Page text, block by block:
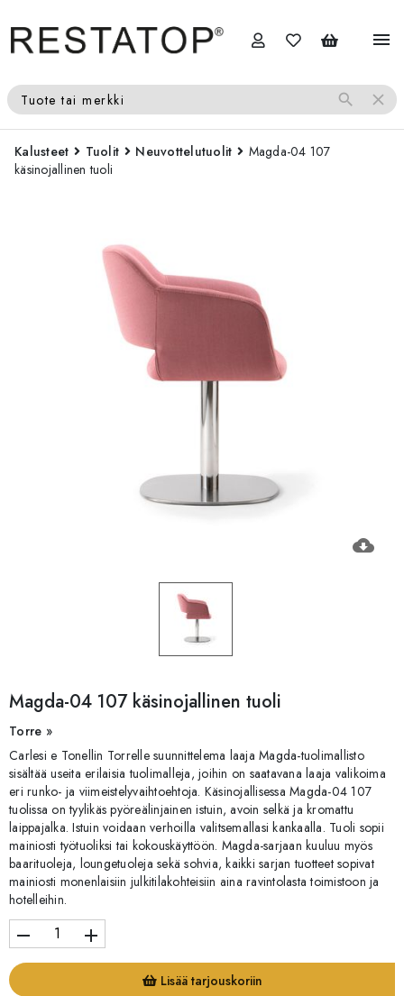
menu
Tuote tai merkki search close
Kalusteet Tuolit Neuvottelutuolit
Magda-04 107
käsinojallinen tuoli
cloud_download
Magda-04 107 käsinojallinen tuoli
Torre »
Carlesi e Tonellin Torrelle suunnittelema laaja Magda-tuolimallisto
sisältää useita erilaisia tuolimalleja, joihin on saatavana laaja valikoima
eri runko- ja viimeistelyvaihtoehtoja. Käsinojallisessa Magda-04 107
tuolissa on tyylikäs pyöreälinjainen istuin, avoin selkä ja kromattu
laippajalka. Istuin voidaan verhoilla valitsemallasi kankaalla. Tuoli sopii
mainiosti työtuoliksi tai kokouskäyttöön. Magda-sarjaan kuuluu myös
baarituoleja, loungetuoleja sekä sohvia, kaikki sarjan tuotteet sopivat
mainiosti monenlaisiin julkitilakohteisiin aina ravintolasta toimistoon ja
hotelleihin.
remove add
Lisää tarjouskoriin